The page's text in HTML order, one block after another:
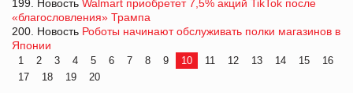
199. Новость Walmart приобретет 7,5% акций TikTok после
«благословления» Трампа
200. Новость Роботы начинают обслуживать полки магазинов в
Японии
1 2 3 4 5 6 7 8 9 10 11 12 13 14 15
16
17
18 19 20